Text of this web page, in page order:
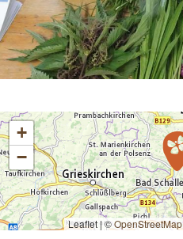
+
−
Leaflet | ©OpenStreetMap